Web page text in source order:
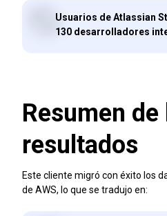
Usuarios de Atlassian
130 desarrolladores
Resumen de
resultados
Este cliente migró con éxito los
de AWS, lo que se tradujo en: